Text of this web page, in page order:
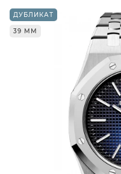
ДУБЛИКАТ
39 ММ